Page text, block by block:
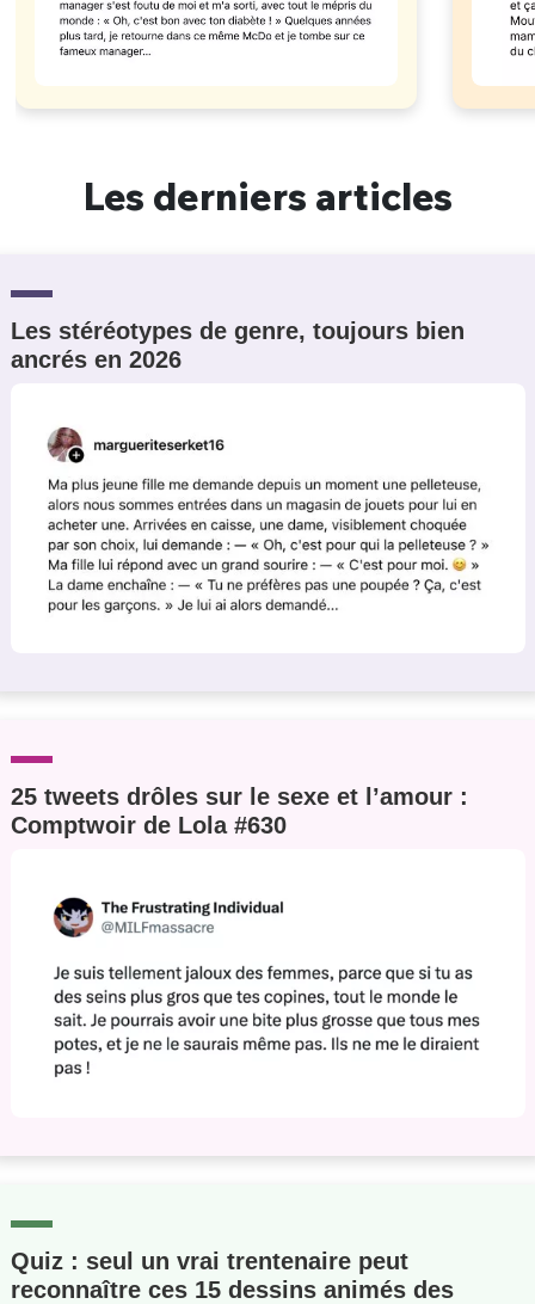
Les derniers articles
Les stéréotypes de genre, toujours bien
ancrés en 2026
25 tweets drôles sur le sexe et l’amour :
Comptwoir de Lola #630
Quiz : seul un vrai trentenaire peut
reconnaître ces 15 dessins animés des